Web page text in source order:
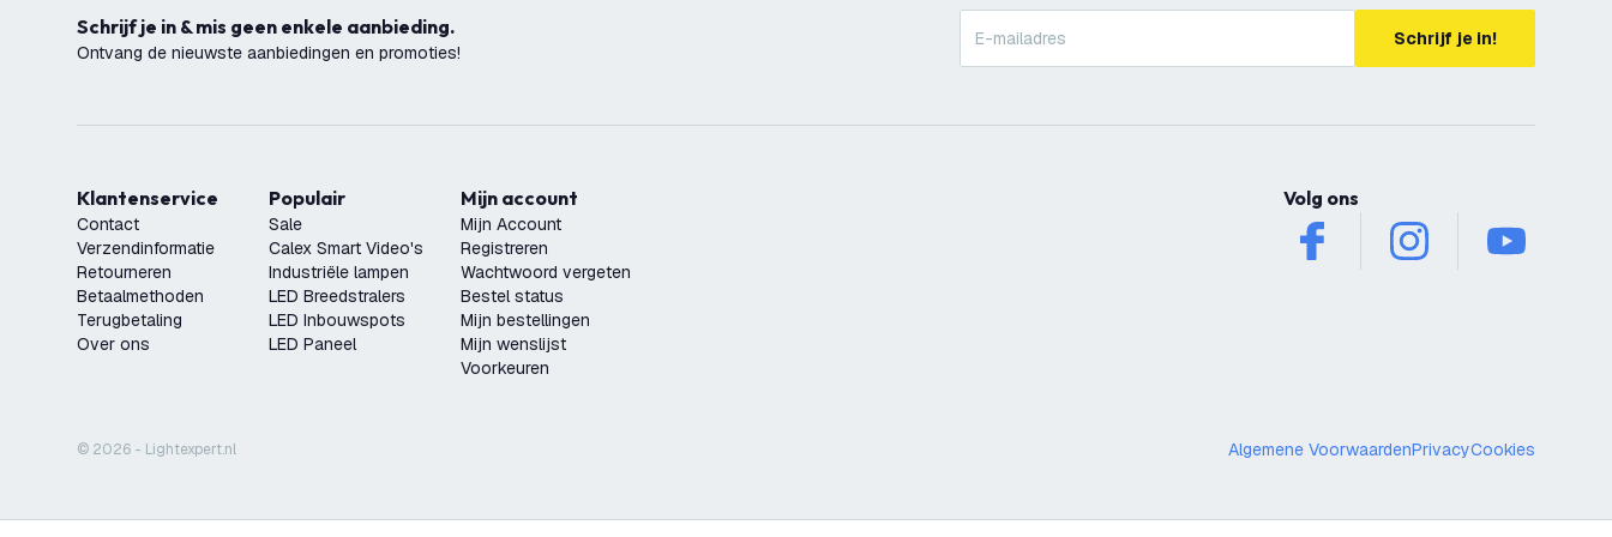
LED Solar Wandlamp met Sensor - Zwart - IP44
Schrijf je in & mis geen enkele aanbieding.
Ontvang de nieuwste aanbiedingen en promoties!
Schrijf je in!
Klantenservice
Contact
Verzendinformatie
Retourneren
Betaalmethoden
Terugbetaling
Over ons
Populair
Sale
Calex Smart Video's
Industriële lampen
LED Breedstralers
LED Inbouwspots
LED Paneel
Mijn account
Mijn Account
Registreren
Wachtwoord vergeten
Bestel status
Mijn bestellingen
Mijn wenslijst
Voorkeuren
Volg ons
facebook instagram youtube
© 2026 - Lightexpert.nl Algemene VoorwaardenPrivacyCookies